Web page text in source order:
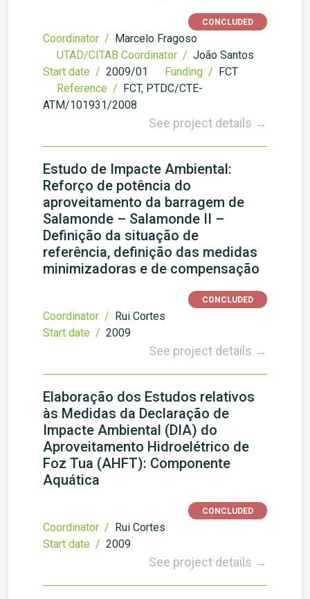
CONCLUDED
Coordinator / Marcelo Fragoso
UTAD/CITAB Coordinator / João Santos
Start date / 2009/01 Funding / FCT
Reference / FCT, PTDC/CTE-
ATM/101931/2008
See project details →
Estudo de Impacte Ambiental:
Reforço de potência do
aproveitamento da barragem de
Salamonde – Salamonde II –
Definição da situação de
referência, definição das medidas
minimizadoras e de compensação
CONCLUDED
Coordinator / Rui Cortes
Start date / 2009
See project details →
Elaboração dos Estudos relativos
às Medidas da Declaração de
Impacte Ambiental (DIA) do
Aproveitamento Hidroelétrico de
Foz Tua (AHFT): Componente
Aquática
CONCLUDED
Coordinator / Rui Cortes
Start date / 2009
See project details →